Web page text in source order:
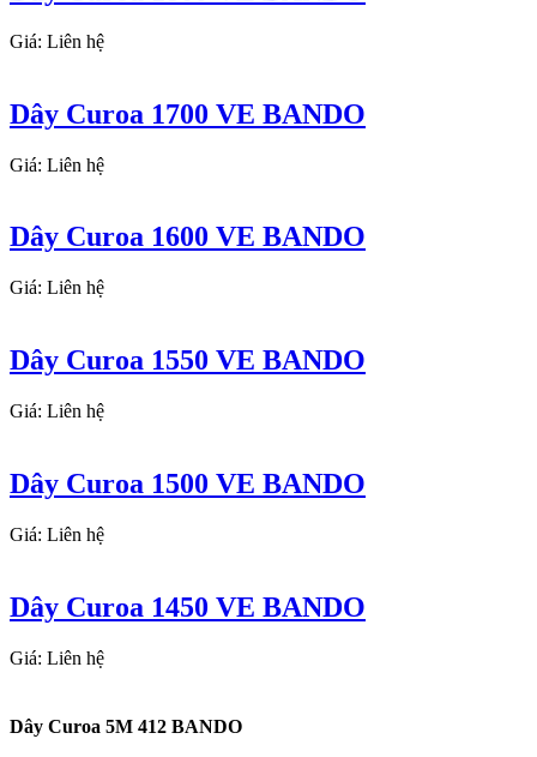
Giá: Liên hệ
Dây Curoa 1700 VE BANDO
Giá: Liên hệ
Dây Curoa 1600 VE BANDO
Giá: Liên hệ
Dây Curoa 1550 VE BANDO
Giá: Liên hệ
Dây Curoa 1500 VE BANDO
Giá: Liên hệ
Dây Curoa 1450 VE BANDO
Giá: Liên hệ
Dây Curoa 5M 412 BANDO